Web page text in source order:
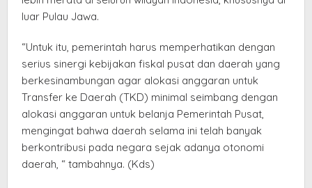
luar Pulau Jawa.
“Untuk itu, pemerintah harus memperhatikan dengan
serius sinergi kebijakan fiskal pusat dan daerah yang
berkesinambungan agar alokasi anggaran untuk
Transfer ke Daerah (TKD) minimal seimbang dengan
alokasi anggaran untuk belanja Pemerintah Pusat,
mengingat bahwa daerah selama ini telah banyak
berkontribusi pada negara sejak adanya otonomi
daerah, “ tambahnya. (Kds)